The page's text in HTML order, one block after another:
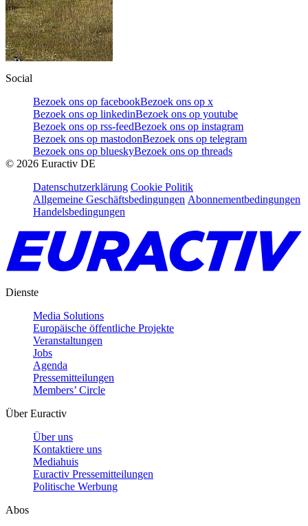
Social
Bezoek ons op facebookBezoek ons op x
Bezoek ons op linkedinBezoek ons op youtube
Bezoek ons op rss-feedBezoek ons op instagram
Bezoek ons op mastodonBezoek ons op telegram
Bezoek ons op blueskyBezoek ons op threads
© 2026 Euractiv DE
Datenschutzerklärung Cookie Politik
Allgemeine Geschäftsbedingungen Abonnementbedingungen
Handelsbedingungen
Dienste
Media Solutions
Europäische öffentliche Projekte
Veranstaltungen
Jobs
Agenda
Pressemitteilungen
Members’ Circle
Über Euractiv
Über uns
Kontaktiere uns
Mediahuis
Euractiv Pressemitteilungen
Politische Werbung
Abos